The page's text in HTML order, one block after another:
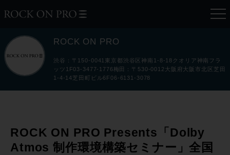
ROCK ON PRO
渋谷：〒150-0041東京都渋谷区神南1-8-18クオリア神南フラ
ッツ1F03-3477-1776梅田：〒530-0012大阪府大阪市北区芝田
1-4-14芝田町ビル6F06-6131-3078
ROCK ON PRO Presents「Dolby
Atmos 制作環境構築セミナー」全国